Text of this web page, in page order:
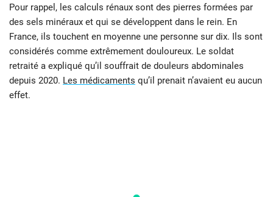
Pour rappel, les calculs rénaux sont des pierres formées par
des sels minéraux et qui se développent dans le rein. En
France, ils touchent en moyenne une personne sur dix. Ils sont
considérés comme extrêmement douloureux. Le soldat
retraité a expliqué qu’il souffrait de douleurs abdominales
depuis 2020. Les médicaments qu’il prenait n’avaient eu aucun
effet.